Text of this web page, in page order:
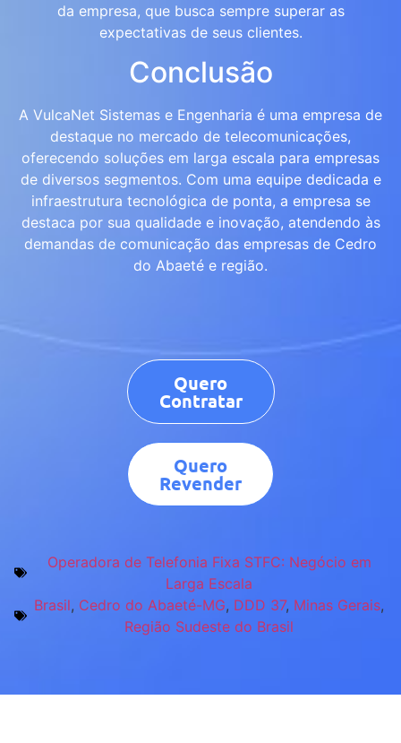
da empresa, que busca sempre superar as
expectativas de seus clientes.
Conclusão
A VulcaNet Sistemas e Engenharia é uma empresa de
destaque no mercado de telecomunicações,
oferecendo soluções em larga escala para empresas
de diversos segmentos. Com uma equipe dedicada e
infraestrutura tecnológica de ponta, a empresa se
destaca por sua qualidade e inovação, atendendo às
demandas de comunicação das empresas de Cedro
do Abaeté e região.
Quero
Contratar
Quero
Revender
Operadora de Telefonia Fixa STFC: Negócio em
Larga Escala
Brasil, Cedro do Abaeté-MG, DDD 37, Minas Gerais,
Região Sudeste do Brasil